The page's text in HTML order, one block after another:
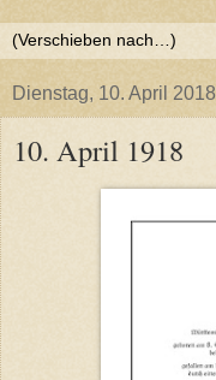
Dienstag, 10. April 2018
10. April 1918